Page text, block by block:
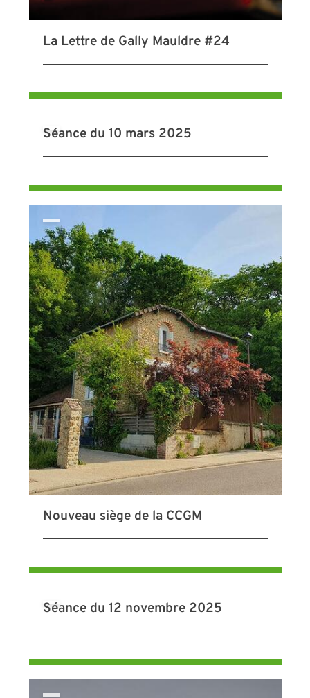
La Lettre de Gally Mauldre #24
Séance du 10 mars 2025
Nouveau siège de la CCGM
Séance du 12 novembre 2025